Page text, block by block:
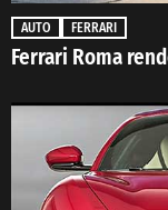
AUTO FERRARI
Ferrari Roma